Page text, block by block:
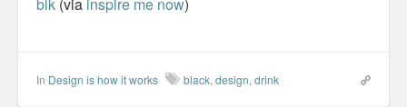
In Design is how it works black, design, drink